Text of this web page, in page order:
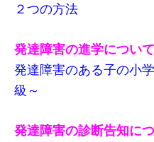
２つの方法
発達障害の進学につい
発達障害のある子の小
級～
発達障害の診断告知に